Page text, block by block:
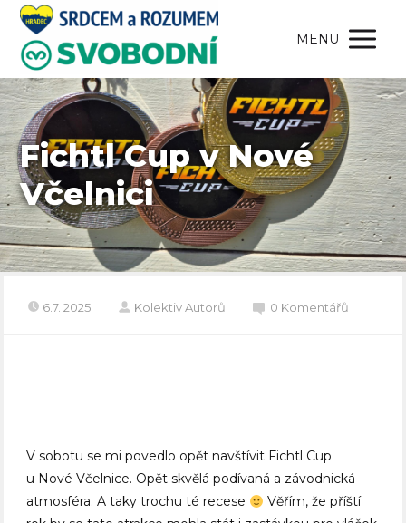
MENU
Fichtl Cup v Nové
Včelnici
6.7. 2025 Kolektiv Autorů 0 Komentářů
V sobotu se mi povedlo opět navštívit Fichtl Cup
u Nové Včelnice. Opět skvělá podívaná a závodnická
atmosféra. A taky trochu té recese
Věřím, že příští